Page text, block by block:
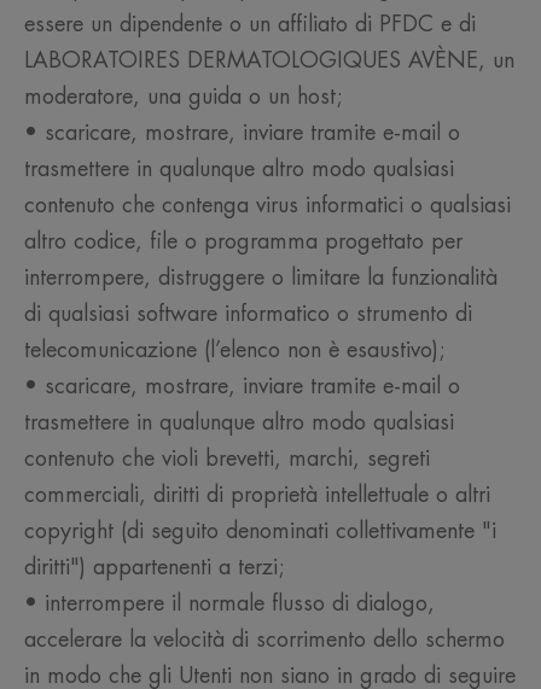
essere un dipendente o un affiliato di PFDC e di
LABORATOIRES DERMATOLOGIQUES AVÈNE, un
moderatore, una guida o un host;
• scaricare, mostrare, inviare tramite e-mail o
trasmettere in qualunque altro modo qualsiasi
contenuto che contenga virus informatici o qualsiasi
altro codice, file o programma progettato per
interrompere, distruggere o limitare la funzionalità
di qualsiasi software informatico o strumento di
telecomunicazione (l’elenco non è esaustivo);
• scaricare, mostrare, inviare tramite e-mail o
trasmettere in qualunque altro modo qualsiasi
contenuto che violi brevetti, marchi, segreti
commerciali, diritti di proprietà intellettuale o altri
copyright (di seguito denominati collettivamente "i
diritti") appartenenti a terzi;
• interrompere il normale flusso di dialogo,
accelerare la velocità di scorrimento dello schermo
in modo che gli Utenti non siano in grado di seguire